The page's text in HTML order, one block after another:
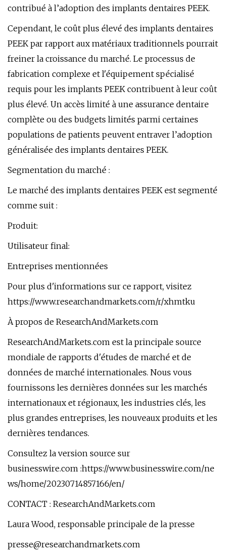
contribué à l’adoption des implants dentaires PEEK.
Cependant, le coût plus élevé des implants dentaires
PEEK par rapport aux matériaux traditionnels pourrait
freiner la croissance du marché. Le processus de
fabrication complexe et l'équipement spécialisé
requis pour les implants PEEK contribuent à leur coût
plus élevé. Un accès limité à une assurance dentaire
complète ou des budgets limités parmi certaines
populations de patients peuvent entraver l’adoption
généralisée des implants dentaires PEEK.
Segmentation du marché :
Le marché des implants dentaires PEEK est segmenté
comme suit :
Produit:
Utilisateur final:
Entreprises mentionnées
Pour plus d'informations sur ce rapport, visitez
https://www.researchandmarkets.com/r/xhmtku
À propos de ResearchAndMarkets.com
ResearchAndMarkets.com est la principale source
mondiale de rapports d'études de marché et de
données de marché internationales. Nous vous
fournissons les dernières données sur les marchés
internationaux et régionaux, les industries clés, les
plus grandes entreprises, les nouveaux produits et les
dernières tendances.
Consultez la version source sur
businesswire.com :https://www.businesswire.com/ne
ws/home/20230714857166/en/
CONTACT : ResearchAndMarkets.com
Laura Wood, responsable principale de la presse
presse@researchandmarkets.com